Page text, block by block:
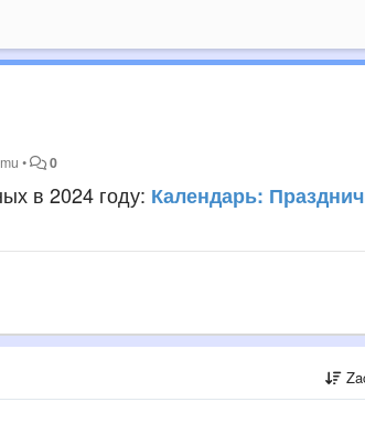
• 0
в 2024 году: Календарь: